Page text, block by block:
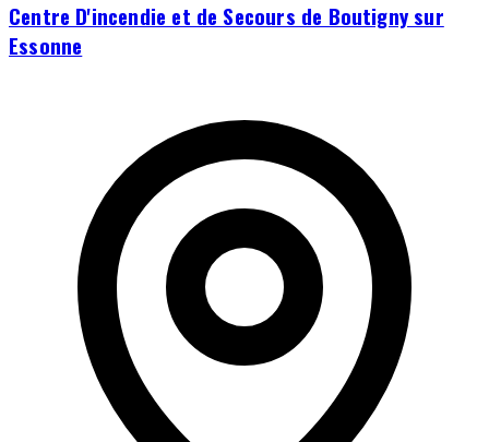
Centre D'incendie et de Secours de Boutigny sur
Essonne